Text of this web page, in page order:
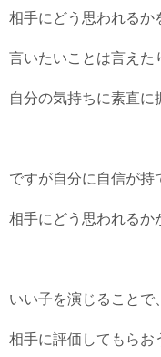
相手にどう思われるか
言いたいことは言えた
自分の気持ちに素直に
ですが自分に自信が持
相手にどう思われるか
いい子を演じることで、
相手に評価してもらお